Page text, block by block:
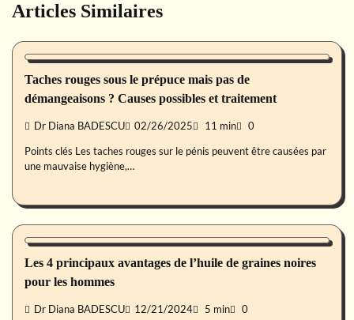
Articles Similaires
Santé des hommes
Taches rouges sous le prépuce mais pas de
démangeaisons ? Causes possibles et traitement
Dr Diana BADESCU 02/26/2025 11 min 0
Points clés Les taches rouges sur le pénis peuvent être causées par
une mauvaise hygiène,…
Santé des hommes
Les 4 principaux avantages de l’huile de graines noires
pour les hommes
Dr Diana BADESCU 12/21/2024 5 min 0